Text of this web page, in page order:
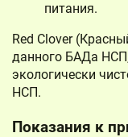
питания.
Red Clover
данного БАДа
экологически
НСП.
Показания к